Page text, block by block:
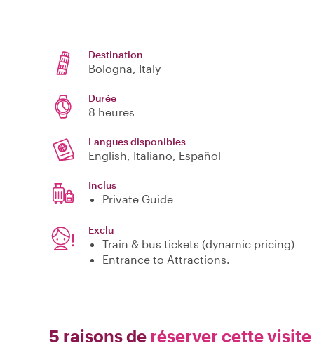
Destination
Bologna, Italy
Durée
8 heures
Langues disponibles
English, Italiano, Español
Inclus
Private Guide
Exclu
Train & bus tickets (dynamic pricing)
Entrance to Attractions.
5 raisons de réserver cette visite